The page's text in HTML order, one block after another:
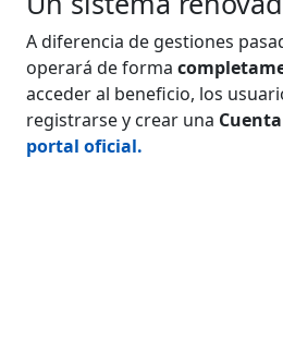
A diferencia de gestiones
operará de forma
acceder al beneficio, los
registrarse y crear una
portal oficial.